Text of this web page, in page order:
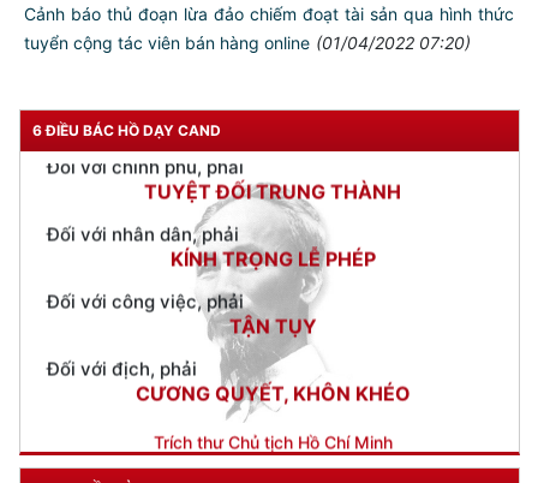
Cảnh báo thủ đoạn lừa đảo chiếm đoạt tài sản qua hình thức
tuyển cộng tác viên bán hàng online (01/04/2022 07:20)
6 ĐIỀU BÁC HỒ DẠY CAND
Đối với đồng sự, phải
THÂN ÁI GIÚP ĐỠ
TUYỆT ĐỐI TRUNG THÀNH
Đối với nhân dân, phải
KÍNH TRỌNG LỄ PHÉP
Đối với công việc, phải
TẬN TỤY
CƯƠNG QUYẾT, KHÔN KHÉO
Trích thư Chủ tịch Hồ Chí Minh
gửi Công an Khu XII,
ngày 11 tháng 3 năm 1948.